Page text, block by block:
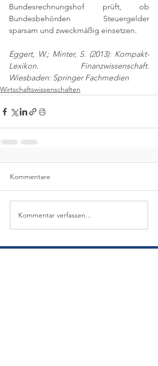
Bundesrechnungshof prüft, ob
Bundesbehörden Steuergelder
sparsam und zweckmäßig einsetzen.
Eggert, W.; Minter, S. (2013): Kompakt-
Lexikon. Finanzwissenschaft.
Wiesbaden: Springer Fachmedien
Wirtschaftswissenschaften
Kommentare
Kommentar verfassen...